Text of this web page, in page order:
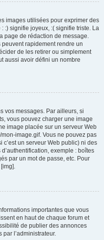
images utilisées pour exprimer des
:) signifie joyeux, :( signifie triste. La
page de rédaction de message.
rapidement rendre un
de les retirer ou simplement
aussi avoir défini un nombre
vos messages. Par ailleurs, si
vous pouvez charger une image
image placée sur un serveur Web
image.gif. Vous ne pouvez pas
un serveur Web public) ni des
exemple : boîtes
par un mot de passe, etc. Pour
importantes que vous
en haut de chaque forum et
de publier des annonces
l’administrateur.